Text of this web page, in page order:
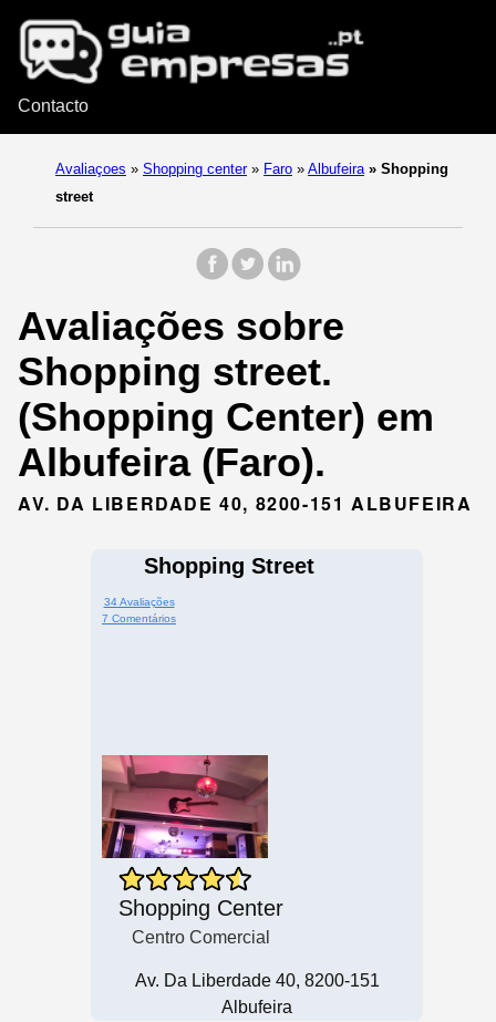
Contacto
Avaliaçoes » Shopping center » Faro » Albufeira » Shopping
street
Avaliações sobre
Shopping street.
(Shopping Center) em
Albufeira (Faro).
AV. DA LIBERDADE 40, 8200-151 ALBUFEIRA
Shopping Street
34 Avaliações
7 Comentários
Shopping Center
Centro Comercial
Av. Da Liberdade 40, 8200-151
Albufeira